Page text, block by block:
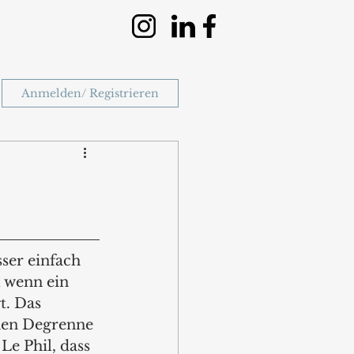
Anmelden/ Registrieren
einfach
wenn ein
Das
Degrenne
Phil, dass